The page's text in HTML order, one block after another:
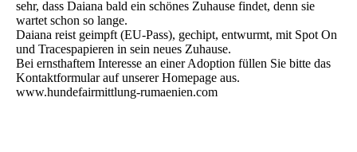
sehr, dass Daiana bald ein schönes Zuhause findet, denn sie
wartet schon so lange.
Daiana reist geimpft (EU-Pass), gechipt, entwurmt, mit Spot On
und Tracespapieren in sein neues Zuhause.
Bei ernsthaftem Interesse an einer Adoption füllen Sie bitte das
Kontaktformular auf unserer Homepage aus.
www.hundefairmittlung-rumaenien.com